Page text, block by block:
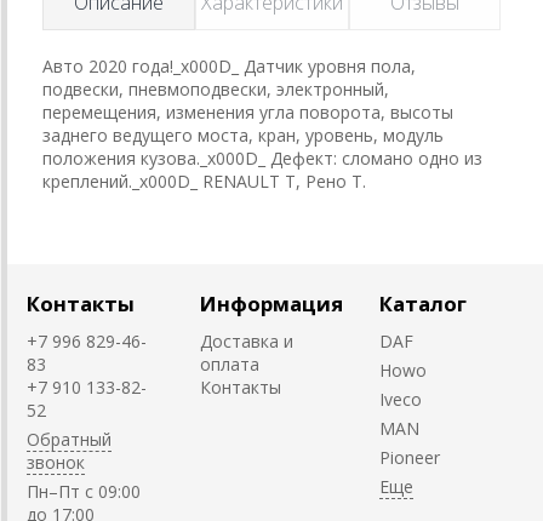
Авто 2020 года!_x000D_ Датчик уровня пола,
подвески, пневмоподвески, электронный,
перемещения, изменения угла поворота, высоты
заднего ведущего моста, кран, уровень, модуль
положения кузова._x000D_ Дефект: сломано одно из
креплений._x000D_ RENAULT T, Рено Т.
Контакты
+7 996 829-46-
83
+7 910 133-82-
52
Обратный
звонок
Пн–Пт с 09:00
до 17:00
Информация
Доставка и
оплата
Контакты
Каталог
DAF
Howo
Iveco
MAN
Pioneer